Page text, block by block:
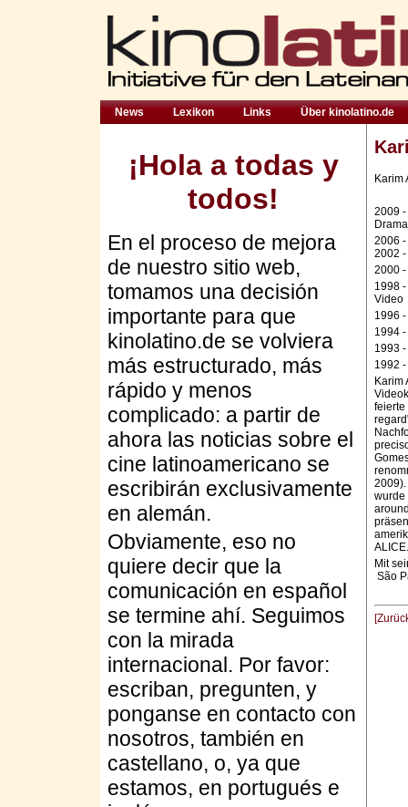
News Lexikon Links Über kinolatino.de
¡Hola a todas y
todos!
En el proceso de mejora
de nuestro sitio web,
tomamos una decisión
importante para que
kinolatino.de se volviera
más estructurado, más
rápido y menos
complicado: a partir de
ahora las noticias sobre el
cine latinoamericano se
escribirán exclusivamente
en alemán.
Obviamente, eso no
quiere decir que la
comunicación en español
se termine ahí. Seguimos
con la mirada
internacional. Por favor:
escriban, pregunten, y
ponganse en contacto con
nosotros, también en
castellano, o, ya que
estamos, en portugués e
Karim
2009
2006
2002
2000 -
1998
Video
1996
1994
1993
1992
Karim
feierte
wurde
Mit
São